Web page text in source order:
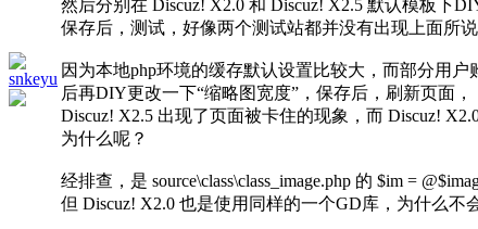
snkeyu
然后分别在 Discuz! X2.0 和 Discuz! X2.5 默认模板下
保存后，测试，好像两个测试站都并没有出现上面所
因为本地php环境的缓存默认设置比较大，而部分用
后再DIY更改一下“缩略图宽度”，保存后，刷新页面，
Discuz! X2.5 出现了页面被卡住的现象，而 Discuz!
为什么呢？
经排查，是 source\class\class_image.php 的 $im =
但 Discuz! X2.0 也是使用同样的一个GD库，为什么不